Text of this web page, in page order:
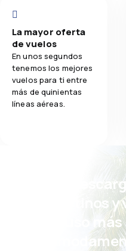
La mayor oferta
de vuelos
En unos segundos
tenemos los mejores
vuelos para ti entre
más de quinientas
líneas aéreas.
¡Eh!
eDestinos y
incluso más